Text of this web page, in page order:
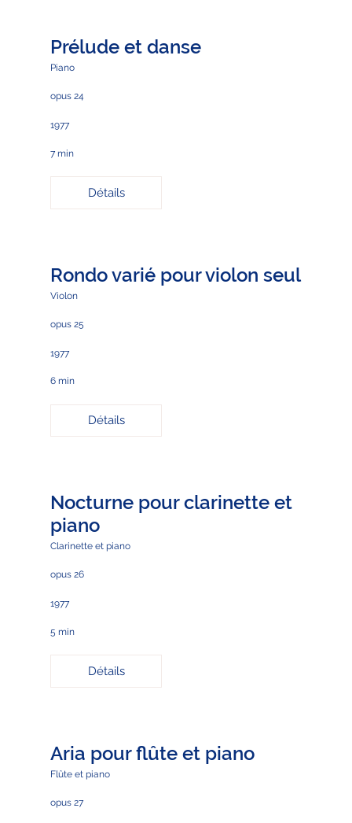
Prélude et danse
Piano
opus 24
1977
7 min
Détails
Rondo varié pour violon seul
Violon
opus 25
1977
6 min
Détails
Nocturne pour clarinette et
piano
Clarinette et piano
opus 26
1977
5 min
Détails
Aria pour flûte et piano
Flûte et piano
opus 27